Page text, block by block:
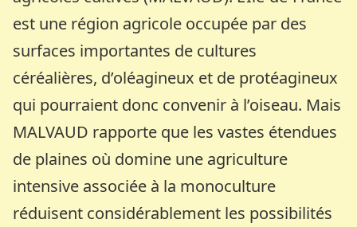
est une région agricole occupée par des
surfaces importantes de cultures
céréalières, d’oléagineux et de protéagineux
qui pourraient donc convenir à l’oiseau. Mais
MALVAUD rapporte que les vastes étendues
de plaines où domine une agriculture
intensive associée à la monoculture
réduisent considérablement les possibilités